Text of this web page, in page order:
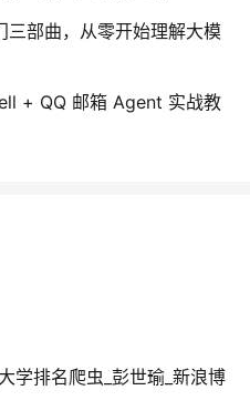
三部曲，从零开始理解大模
+ QQ 邮箱 Agent 实战教
学排名爬虫_彭世瑜_新浪博